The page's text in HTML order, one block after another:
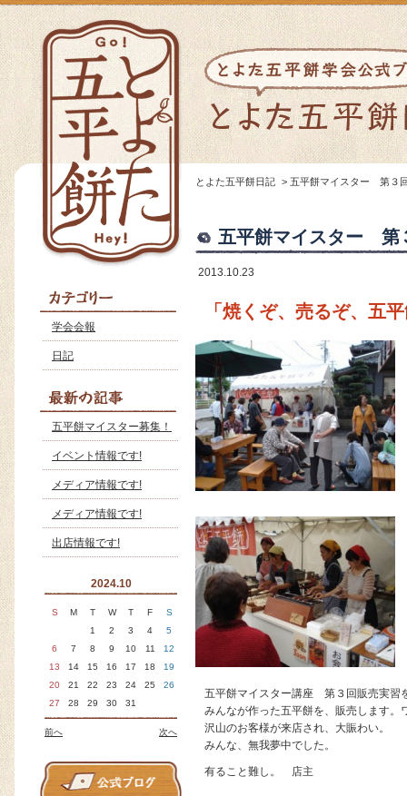
学会会報
日記
五平餅マイスター募集！
イベント情報です!
メディア情報です!
メディア情報です!
出店情報です!
2024.10
S M T W T F
S
1
2 3 4
5
6
7 8 9 10 11
12
13
14 15 16 17 18
19
20
21 22 23 24 25
26
27
28 29 30 31
次へ
前へ
とよた五平餅日記 > 五平餅マイスター 第３
五平餅マイスター 第
2013.10.23
「焼くぞ、売るぞ、五
五平餅マイスター講座 第３回販売実習
みんなが作った五平餅を、販売します。
沢山のお客様が来店され、大賑わい。
みんな、無我夢中でした。
有ること難し。 店主